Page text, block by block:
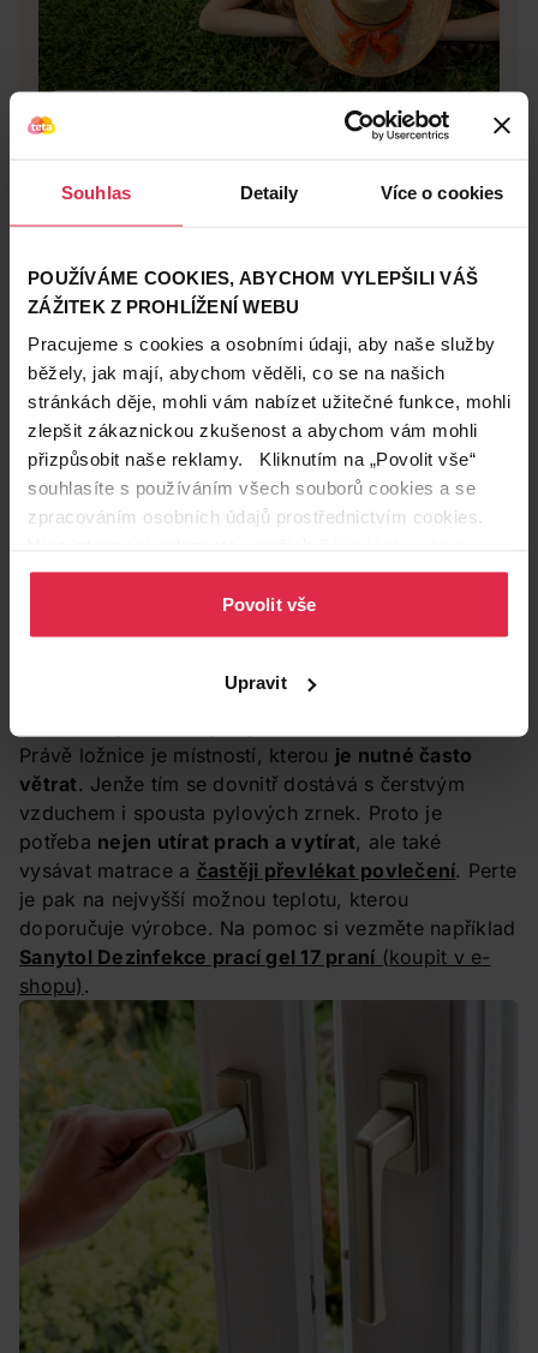
Souhlas Detaily Více o cookies
POUŽÍVÁME COOKIES, ABYCHOM VYLEPŠILI VÁŠ
ZÁŽITEK Z PROHLÍŽENÍ WEBU
Pracujeme s cookies a osobními údaji, aby naše služby
běžely, jak mají, abychom věděli, co se na našich
stránkách děje, mohli vám nabízet užitečné funkce, mohli
zlepšit zákaznickou zkušenost a abychom vám mohli
přizpůsobit naše reklamy. Kliknutím na „Povolit vše“
souhlasíte s používáním všech souborů cookies a se
zpracováním osobních údajů prostřednictvím cookies.
osobních údajů.
Povolit vše
Upravit
29. 3. 2018
Trápí vás alergie nebo senná rýma? Pak víte, že když
dermatoložkou MUDr. Lenkou Faltovou.
Přečíst článek
Právě ložnice je místností, kterou je nutné často
větrat. Jenže tím se dovnitř dostává s čerstvým
vzduchem i spousta pylových zrnek. Proto je
potřeba nejen utírat prach a vytírat, ale také
vysávat matrace a častěji převlékat povlečení. Perte
je pak na nejvyšší možnou teplotu, kterou
doporučuje výrobce. Na pomoc si vezměte například
Sanytol Dezinfekce prací gel 17 praní (koupit v e-
shopu) .